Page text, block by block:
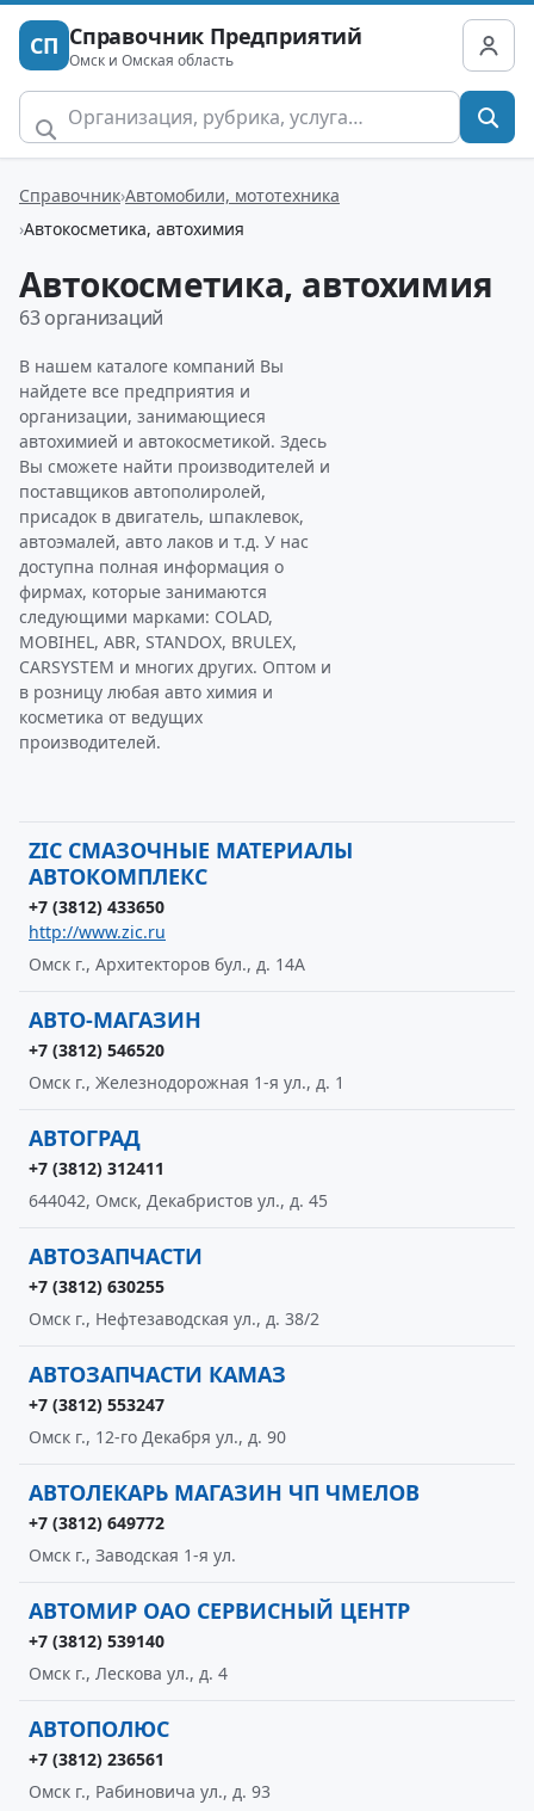
СП Справочник Предприятий
Омск и Омская область
Справочник Автомобили, мототехника
Автокосметика, автохимия
Автокосметика, автохимия
63 организаций
В нашем каталоге компаний Вы
найдете все предприятия и
организации, занимающиеся
автохимией и автокосметикой. Здесь
Вы сможете найти производителей и
поставщиков автополиролей,
присадок в двигатель, шпаклевок,
автоэмалей, авто лаков и т.д. У нас
доступна полная информация о
фирмах, которые занимаются
следующими марками: COLAD,
MOBIHEL, ABR, STANDOX, BRULEX,
CARSYSTEM и многих других. Оптом и
в розницу любая авто химия и
косметика от ведущих
производителей.
ZIC СМАЗОЧНЫЕ МАТЕРИАЛЫ
АВТОКОМПЛЕКС
+7 (3812) 433650
http://www.zic.ru
Омск г., Архитекторов бул., д. 14А
АВТО-МАГАЗИН
+7 (3812) 546520
Омск г., Железнодорожная 1-я ул., д. 1
АВТОГРАД
+7 (3812) 312411
644042, Омск, Декабристов ул., д. 45
АВТОЗАПЧАСТИ
+7 (3812) 630255
Омск г., Нефтезаводская ул., д. 38/2
АВТОЗАПЧАСТИ КАМАЗ
+7 (3812) 553247
Омск г., 12-го Декабря ул., д. 90
АВТОЛЕКАРЬ МАГАЗИН ЧП ЧМЕЛОВ
+7 (3812) 649772
Омск г., Заводская 1-я ул.
АВТОМИР ОАО СЕРВИСНЫЙ ЦЕНТР
+7 (3812) 539140
Омск г., Лескова ул., д. 4
АВТОПОЛЮС
+7 (3812) 236561
Омск г., Рабиновича ул., д. 93